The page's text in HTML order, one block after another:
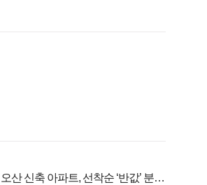
오산 신축 아파트, 선착순 ‘반값’ 분양